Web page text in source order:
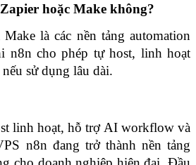
hoặc Make không?
là các nền tảng automation
n8n cho phép tự host, linh hoạt
sử dụng lâu dài.
linh hoạt, hỗ trợ AI workflow và
n8n đang trở thành nền tảng